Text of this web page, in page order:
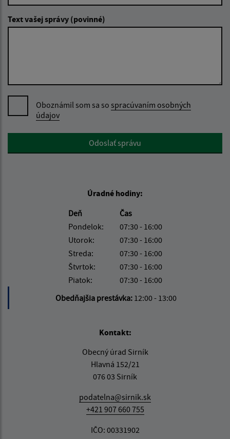
Text vašej správy (povinné)
Oboznámil som sa so spracúvaním osobných
údajov
Google reCaptcha ResponseOdoslať správu
Úradné hodiny:
Deň
Čas
Pondelok:
07:30 - 16:00
Utorok:
07:30 - 16:00
Streda:
07:30 - 16:00
Štvrtok:
07:30 - 16:00
Piatok:
07:30 - 16:00
Obedňajšia prestávka: 12:00 - 13:00
Kontakt:
Obecný úrad Sirník
Hlavná 152/21
076 03 Sirník
podatelna@sirnik.sk
+421 907 660 755
IČO: 00331902